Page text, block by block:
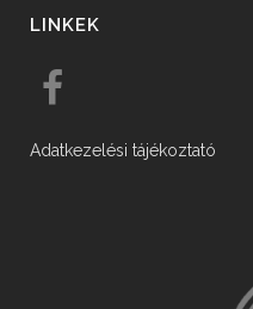
LINKEK
Adatkezelési tájékoztató